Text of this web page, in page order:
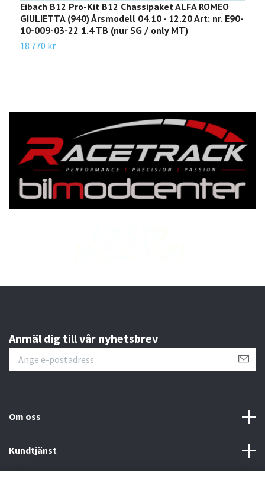
Eibach B12 Pro-Kit B12 Chassipaket ALFA ROMEO
GIULIETTA (940) Årsmodell 04.10 - 12.20 Art: nr. E90-
10-009-03-22 1.4 TB (nur SG / only MT)
18 770 kr
Anmäl dig till vår nyhetsbrev
Om oss
Kundtjänst